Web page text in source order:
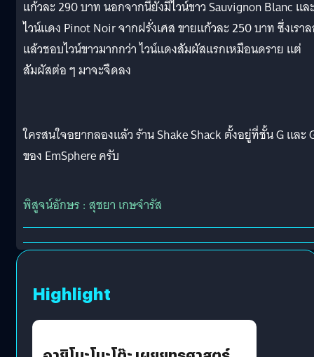
แก้วละ 290 บาท นอกจากนี้ยังมีไวน์ขาว Sauvignon Blanc แล
ไวน์แดง Pinot Noir จากฝรั่งเศส ขายแก้วละ 250 บาท ซึ่งเรา
แล้วชอบไวน์ขาวมากกว่า ไวน์แดงสัมผัสแรกเหมือนดราย แต่
สัมผัสต่อ ๆ มาจะจืดลง
ใครสนใจอยากลองแล้ว ร้าน Shake Shack ตั้งอยู่ที่ชั้น G และ
ของ EmSphere ครับ
พิสูจน์อักษร : สุชยา เกษจำรัส
Highlight